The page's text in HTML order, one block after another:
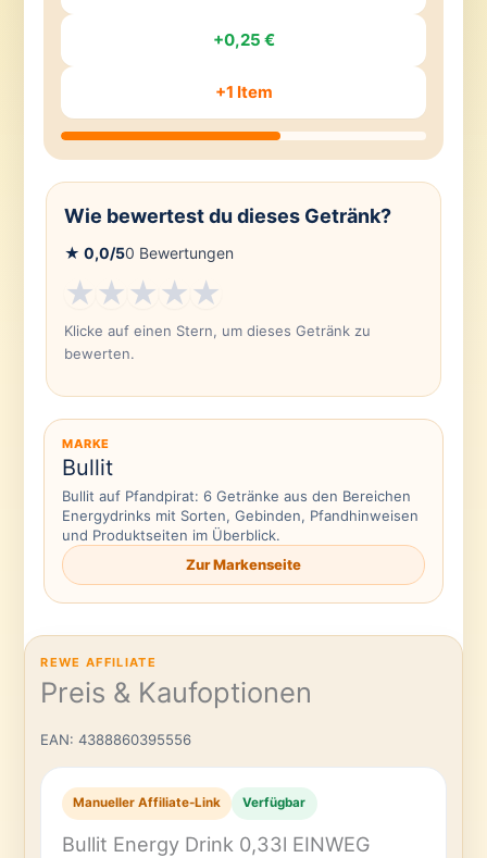
+0,25 €
+1 Item
Wie bewertest du dieses Getränk?
★ 0,0/50 Bewertungen
★★★★★
Klicke auf einen Stern, um dieses Getränk zu
bewerten.
MARKE
Bullit
Bullit auf Pfandpirat: 6 Getränke aus den Bereichen
Energydrinks mit Sorten, Gebinden, Pfandhinweisen
und Produktseiten im Überblick.
Zur Markenseite
REWE AFFILIATE
Preis & Kaufoptionen
EAN: 4388860395556
Manueller Affiliate-Link Verfügbar
Bullit Energy Drink 0,33l EINWEG